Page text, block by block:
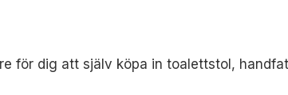
för dig att själv köpa in toalettstol,